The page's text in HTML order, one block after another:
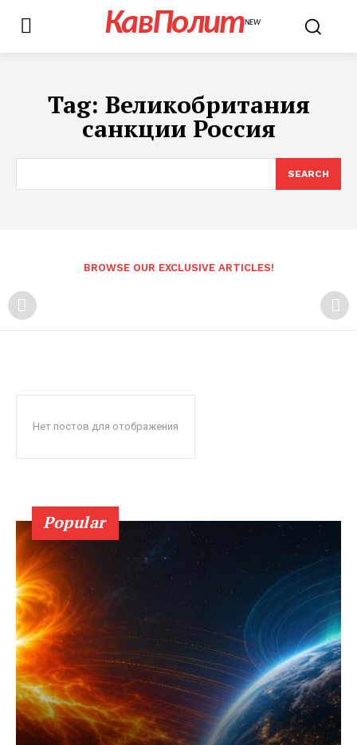
КавПолитNEW
Tag: Великобритания
санкции Россия
SEARCH
BROWSE OUR EXCLUSIVE ARTICLES!
Нет постов для отображения
Popular